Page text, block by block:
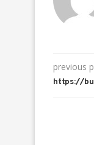
previous
https://